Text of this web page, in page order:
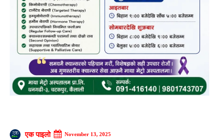
एक पाइलो November 13, 2025